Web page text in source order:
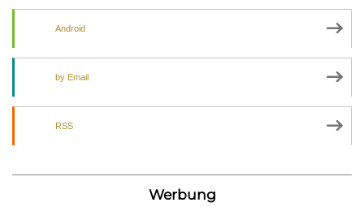
Android
by Email
RSS
Werbung